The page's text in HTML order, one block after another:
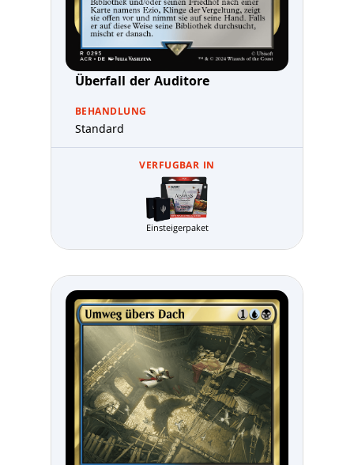
Überfall der Auditore
BEHANDLUNG
Standard
VERFUGBAR IN
Einsteigerpaket